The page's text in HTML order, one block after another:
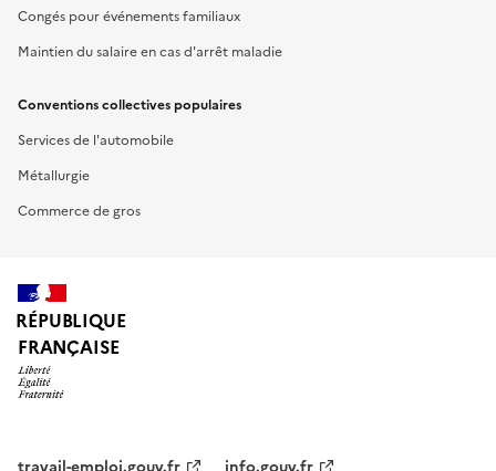
Congés pour événements familiaux
Maintien du salaire en cas d'arrêt maladie
Conventions collectives populaires
Services de l'automobile
Métallurgie
Commerce de gros
RÉPUBLIQUE
FRANÇAISE